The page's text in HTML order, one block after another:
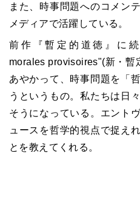
また、時事問題へのコメン
メディアで活躍している。
前作『暫定的道徳』に
morales provisoires"(新・暫
あやかって、時事問題を「
うというもの。私たちは日
そうになっている。エント
ュースを哲学的視点で捉え
とを教えてくれる。